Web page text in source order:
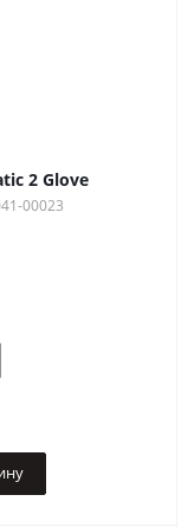
2 Glove
00023